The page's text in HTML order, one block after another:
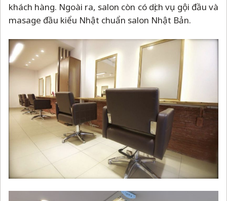
khách hàng. Ngoài ra, salon còn có dịch vụ gội đầu và
masage đầu kiểu Nhật chuẩn salon Nhật Bản.